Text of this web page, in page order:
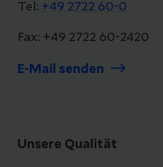
Tel: +49 2722 60-0
Fax: +49 2722 60-2420
E-Mail senden
Unsere Qualität